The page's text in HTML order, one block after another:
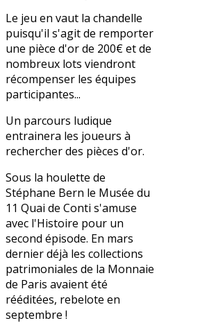
Le jeu en vaut la chandelle
puisqu'il s'agit de remporter
une pièce d'or de 200€ et de
nombreux lots viendront
récompenser les équipes
participantes...
Un parcours ludique
entrainera les joueurs à
rechercher des pièces d'or.
Sous la houlette de
Stéphane Bern le Musée du
11 Quai de Conti s'amuse
avec l'Histoire pour un
second épisode. En mars
dernier déjà les collections
patrimoniales de la Monnaie
de Paris avaient été
rééditées, rebelote en
septembre !